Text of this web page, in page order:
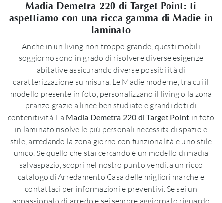
Madia Demetra 220 di Target Point: ti
aspettiamo con una ricca gamma di Madie in
laminato
Anche in un living non troppo grande, questi mobili
soggiorno sono in grado di risolvere diverse esigenze
abitative assicurando diverse possibilità di
caratterizzazione su misura. Le Madie moderne, tra cui il
modello presente in foto, personalizzano il living o la zona
pranzo grazie a linee ben studiate e grandi doti di
contenitività. La Madia Demetra 220 di Target Point in foto
in laminato risolve le più personali necessità di spazio e
stile, arredando la zona giorno con funzionalità e uno stile
unico. Se quello che stai cercando è un modello di madia
salvaspazio, scopri nel nostro punto vendita un ricco
catalogo di Arredamento Casa delle migliori marche e
contattaci per informazioni e preventivi. Se sei un
appassionato di arredo e sei sempre aggiornato riguardo